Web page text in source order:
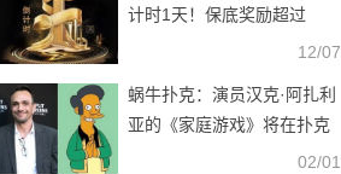
计时1天！保底奖励超过
12/07
蜗牛扑克：演员汉克·阿扎利
亚的《家庭游戏》将在扑克
02/01